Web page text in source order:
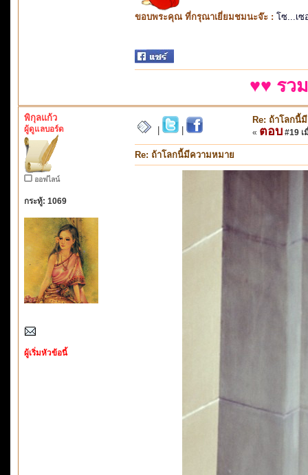
ขอบพระคุณ ที่กรุณาเยี่ยมชมนะจ๊ะ : โซ...เซ
♥♥ รว
พิกุลแก้ว
ผู้ดูแลบอร์ด
ออฟไลน์
กระทู้: 1069
ผู้เริ่มหัวข้อนี้
Re: ถ้าโลกนี้
« ตอบ #19 เ
Re: ถ้าโลกนี้มีความหมาย